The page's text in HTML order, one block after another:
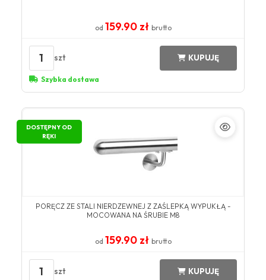
od 159.90 zł brutto
1 szt KUPUJĘ
Szybka dostawa
DOSTĘPNY OD
RĘKI
PORĘCZ ZE STALI NIERDZEWNEJ Z ZAŚLEPKĄ WYPUKŁĄ -
MOCOWANA NA ŚRUBIE M8
od 159.90 zł brutto
1 szt KUPUJĘ